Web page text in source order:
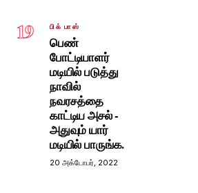
19 பிக் பாஸ்
பெண்
போட்டியாளர்
மடியில் படுத்து
நாவில்
நவரசத்தை
காட்டிய அசல் -
அதுவும் யார்
மடியில் பாருங்க.
20 அக்டோபர், 2022